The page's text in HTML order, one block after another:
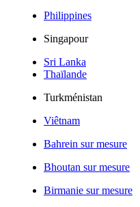
Philippines
Singapour
Sri Lanka
Thaïlande
Turkménistan
Viêtnam
Bahrein sur mesure
Bhoutan sur mesure
Birmanie sur mesure